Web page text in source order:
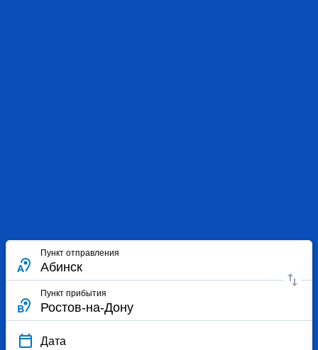
Пункт отправления
Пункт прибытия
Дата